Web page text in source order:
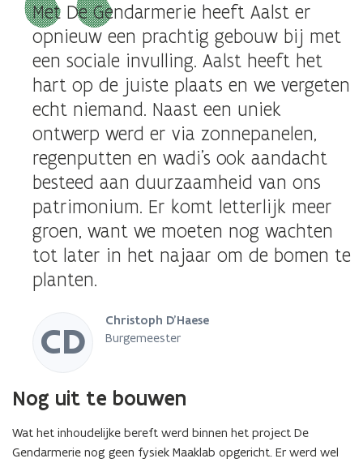
Met De Gendarmerie heeft Aalst er
opnieuw een prachtig gebouw bij met
een sociale invulling. Aalst heeft het
hart op de juiste plaats en we vergeten
echt niemand. Naast een uniek
ontwerp werd er via zonnepanelen,
regenputten en wadi’s ook aandacht
besteed aan duurzaamheid van ons
patrimonium. Er komt letterlijk meer
groen, want we moeten nog wachten
tot later in het najaar om de bomen te
planten.
CD Christoph D’Haese
Burgemeester
Nog uit te bouwen
Wat het inhoudelijke bereft werd binnen het project De
Gendarmerie nog geen fysiek Maaklab opgericht. Er werd wel